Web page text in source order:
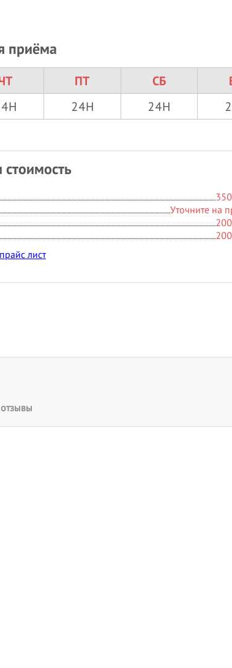
приёма
ПТ СБ
24H 24H
стоимость
Уточните на
лист